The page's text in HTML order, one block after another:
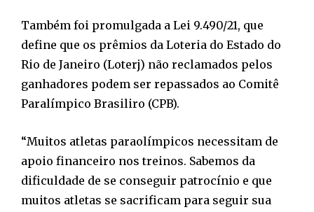
Também foi promulgada a Lei 9.490/21, que
define que os prêmios da Loteria do Estado do
Rio de Janeiro (Loterj) não reclamados pelos
ganhadores podem ser repassados ao Comitê
Paralímpico Brasiliro (CPB).
“Muitos atletas paraolímpicos necessitam de
apoio financeiro nos treinos. Sabemos da
dificuldade de se conseguir patrocínio e que
muitos atletas se sacrificam para seguir sua